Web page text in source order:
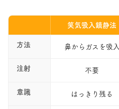
笑気吸入鎮静法
方法 鼻からガスを吸入
注射 不要
意識 はっきり残る